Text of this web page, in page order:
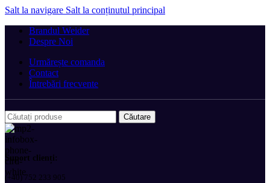
Salt la navigare Salt la conținutul principal
Brandul Weider
Despre Noi
Urmărește comanda
Contact
Întrebări frecvente
Căutare
Suport clienți:
(+40) 752 233 905